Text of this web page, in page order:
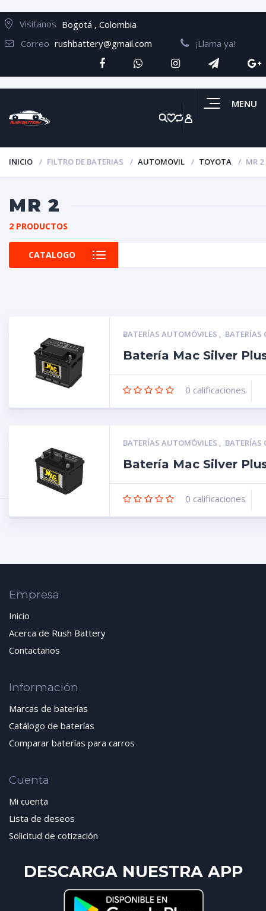
Visítanos Bogotá , Colombia
Correo rushbattery@gmail.com ¡Llama ya!
MENU
INICIO FILTRO DE BATERIAS AUTOMOVIL TOYOTA MR 2
MR 2
2 PRODUCTOS
CATALOGO
BATERÍAS AUTOMÓVILES , BATERÍAS
Batería Mac Silver
0 calificaciones
BATERÍAS AUTOMÓVILES , BATERÍAS
Batería Mac Silver
0 calificaciones
Empresa
Inicio
Acerca de Rush Battery
Contactanos
Información
Marcas de baterías
Catálogo de baterías
Comparar baterías para carros
Cuenta
Mi cuenta
Lista de deseos
Solicitud de cotización
DESCARGA NUESTRA APP